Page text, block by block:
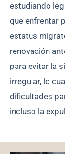
estudiando
que enfrentar
estatus
renovación
para evitar la
irregular, lo
dificultades
incluso la